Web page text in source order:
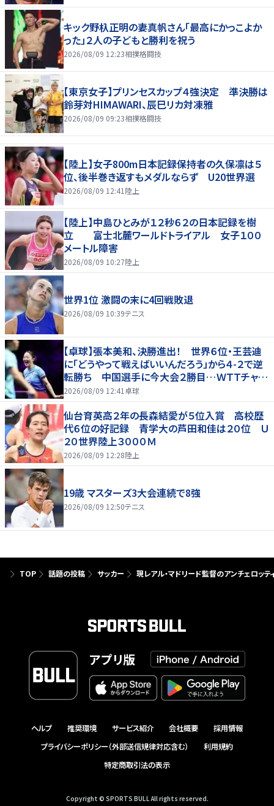
キック野杁正明の妻真帆さん「最高にかっこよか
った」２人の子どもと勝利を祝う
2026/08/09 12:23相撲格闘技
【東京女子】プリンセスカップ４強決定 準決勝は
鈴芽対HIMAWARI、辰巳リカ対凍雅
2026/08/09 09:23相撲格闘技
【陸上】女子800m日本記録保持者の久保凛は５
位、後半巻き返すもメダルならず U20世界選
2026/08/09 12:41 陸上
【陸上】中島ひとみが１２秒６２の日本記録を樹
立 富士北麓ワールドトライアル 女子１００
メートル障害
2026/08/09 10:27陸上
世界1位 激闘の末に4回戦敗退
2026/08/09 10:39テニス
【卓球】張本美和、決勝進出！ 世界６位・王芸迪
に「どうやって戦えばいいんだろう」から４-２で逆
転勝ち 中国選手に今大会２勝目…ＷＴＴチャン
ピオンズ横浜
2026/08/09 12:41 卓球
仙台育英高２年の長森結愛が５位入賞 高校歴
代６位の好記録 青学大の芦田和佳は２０位 Ｕ
２０世界陸上３０００Ｍ
2026/08/09 12:28陸上
19歳 マスターズ3大会連続で8強
2026/08/09 12:50テニス
TOP 話題の投稿 サッカー 現レアル・マドリード監督のアンチェロッ
アプリ版
ヘルプ 推奨環境 サービス紹介 会社概要
採用情報
プライバシーポリシー（外部送信規律対応含む）
利用規約
特定商取引法の表示
Copyright © SPORTS BULL All rights reserved.